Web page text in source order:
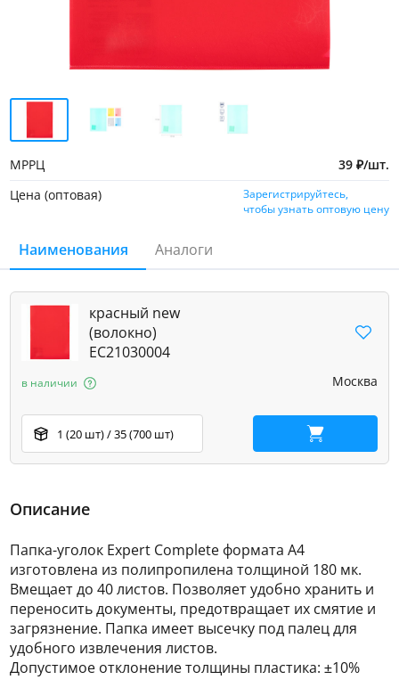
МРРЦ 39 ₽/шт.
Цена (оптовая)
Зарегистрируйтесь,
чтобы узнать оптовую цену
Наименования Аналоги
красный new
(волокно)
EC21030004
Москва
в наличии
1 (20 шт) / 35 (700 шт) В корзину
Описание
Папка-уголок Expert Complete формата А4
изготовлена из полипропилена толщиной 180 мк.
Вмещает до 40 листов. Позволяет удобно хранить и
переносить документы, предотвращает их смятие и
загрязнение. Папка имеет высечку под палец для
удобного извлечения листов.
Допустимое отклонение толщины пластика: ±10%